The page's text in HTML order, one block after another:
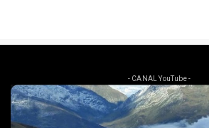
- CANAL YouTube -